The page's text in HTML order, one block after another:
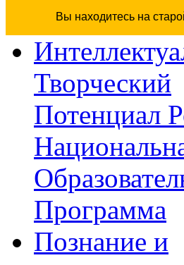
Вы находитесь на
Творческий
Потенциал
Программа
Познание и